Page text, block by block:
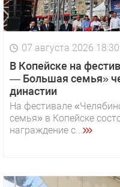
07 августа 2026 18:30
В Копейске на
— Большая семья»
династии
На фестивале
семья» в Копейске
награждение с...